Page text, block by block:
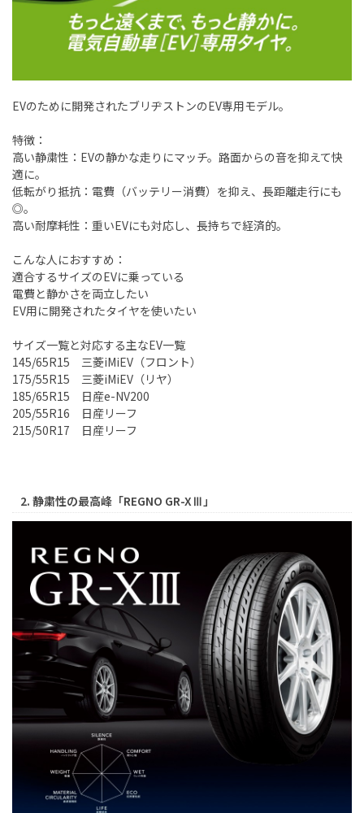
EVのために開発されたブリヂストンのEV専用モデル。
特徴：
高い静粛性：EVの静かな走りにマッチ。路面からの音を抑えて快
適に。
低転がり抵抗：電費（バッテリー消費）を抑え、長距離走行にも
◎。
高い耐摩耗性：重いEVにも対応し、長持ちで経済的。
こんな人におすすめ：
適合するサイズのEVに乗っている
電費と静かさを両立したい
EV用に開発されたタイヤを使いたい
サイズ一覧と対応する主なEV一覧
145/65R15 三菱iMiEV（フロント）
175/55R15 三菱iMiEV（リヤ）
185/65R15 日産e-NV200
205/55R16 日産リーフ
215/50R17 日産リーフ
2. 静粛性の最高峰「REGNO GR-XⅢ」